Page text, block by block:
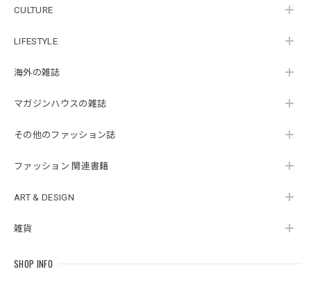
CULTURE
LIFESTYLE
海外の雑誌
マガジンハウスの雑誌
その他のファッション誌
ファッション 関連書籍
ART & DESIGN
雑貨
SHOP INFO